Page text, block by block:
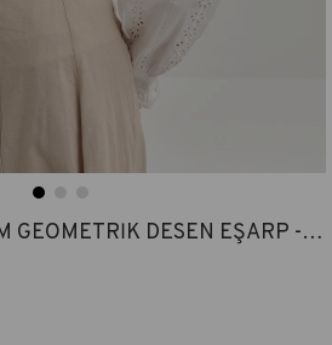
COTTON MONOGRAM GEOMETRİK DESEN EŞARP - KOT MAVİSİ